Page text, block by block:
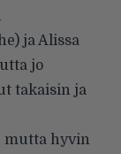
ja Alissa
jo
takaisin ja
mutta hyvin